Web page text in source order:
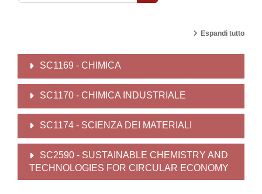
Cerca corsi
Espandi tutto
SC1169 - CHIMICA
SC1170 - CHIMICA INDUSTRIALE
SC1174 - SCIENZA DEI MATERIALI
SC2590 - SUSTAINABLE CHEMISTRY AND
TECHNOLOGIES FOR CIRCULAR ECONOMY